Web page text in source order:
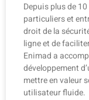
Depuis plus de
particuliers et
droit de la
ligne et de
Enimad a
développement
mettre en valeur
utilisateur fluide.